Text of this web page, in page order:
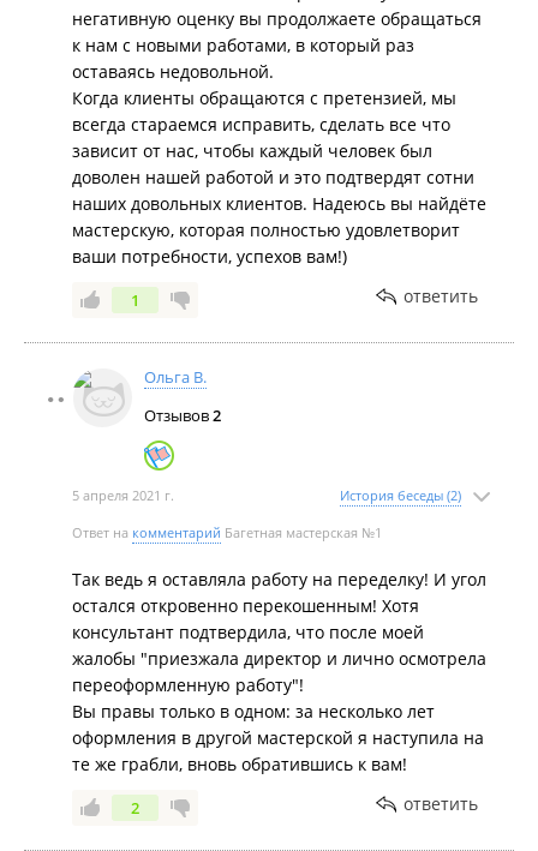
негативную оценку вы продолжаете обращаться
к нам с новыми работами, в который раз
оставаясь недовольной.
Когда клиенты обращаются с претензией, мы
всегда стараемся исправить, сделать все что
зависит от нас, чтобы каждый человек был
доволен нашей работой и это подтвердят сотни
наших довольных клиентов. Надеюсь вы найдёте
мастерскую, которая полностью удовлетворит
ваши потребности, успехов вам!)
1 ответить
Ольга В.
Отзывов2
5 апреля 2021 г. История беседы (2)
Ответ на комментарий Багетная мастерская №1
Так ведь я оставляла работу на переделку! И угол
остался откровенно перекошенным! Хотя
консультант подтвердила, что после моей
жалобы "приезжала директор и лично осмотрела
переоформленную работу"!
Вы правы только в одном: за несколько лет
оформления в другой мастерской я наступила на
те же грабли, вновь обратившись к вам!
2 ответить